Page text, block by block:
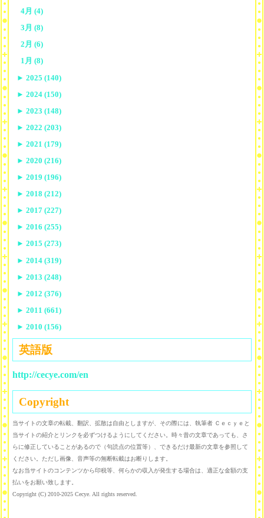
4月 (4)
3月 (8)
2月 (6)
1月 (8)
► 2025 (140)
► 2024 (150)
► 2023 (148)
► 2022 (203)
► 2021 (179)
► 2020 (216)
► 2019 (196)
► 2018 (212)
► 2017 (227)
► 2016 (255)
► 2015 (273)
► 2014 (319)
► 2013 (248)
► 2012 (376)
► 2011 (661)
► 2010 (156)
英語版
http://cecye.com/en
Copyright
当サイトの文章の転載、翻訳、拡散は自由としますが、その際には、執筆者 Ｃｅｃｙｅと
当サイトの紹介とリンクを必ずつけるようにしてください。時々昔の文章であっても、さ
らに修正していることがあるので（句読点の位置等）、できるだけ最新の文章を参照して
ください。ただし画像、音声等の無断転載はお断りします。
なお当サイトのコンテンツから印税等、何らかの収入が発生する場合は、適正な金額の支
払いをお願い致します。
Copyright (C) 2010-2025 Cecye. All rights reserved.